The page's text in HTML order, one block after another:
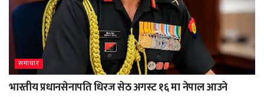
समाचार
भारतीय प्रधानसेनापति धिरज सेठ अगस्ट १६ मा नेपाल आउने